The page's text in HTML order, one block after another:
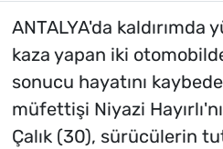
ANTALYA'da kaldırımda
kaza yapan iki
sonucu hayatını
müfettişi Niyazi
Çalık (30), sürücülerin